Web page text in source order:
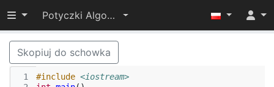
Przełącz widoczność menu
Potyczki Algorytmiczne 2015
Skopiuj do schowka
1
#include <iostream>